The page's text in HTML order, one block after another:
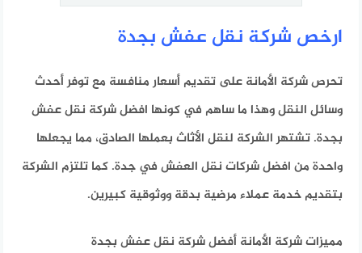
ارخص شركة نقل عفش بجدة
تحرص شركة الأمانة على تقديم أسعار منافسة مع توفر أحدث
وسائل النقل وهذا ما ساهم في كونها افضل شركة نقل عفش
بجدة. تشتهر الشركة لنقل الأثاث بعملها الصادق، مما يجعلها
واحدة من افضل شركات نقل العفش في جدة. كما تلتزم الشركة
بتقديم خدمة عملاء مرضية بدقة ووثوقية كبيرين.
مميزات شركة الأمانة أفضل شركة نقل عفش بجدة